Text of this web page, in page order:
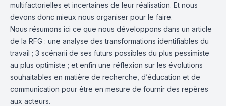
multifactorielles et incertaines de leur réalisation. Et nous
devons donc mieux nous organiser pour le faire.
Nous résumons ici ce que nous développons dans un article
de la RFG : une analyse des transformations identifiables du
travail ; 3 scénarii de ses futurs possibles du plus pessimiste
au plus optimiste ; et enfin une réflexion sur les évolutions
souhaitables en matière de recherche, d’éducation et de
communication pour être en mesure de fournir des repères
aux acteurs.